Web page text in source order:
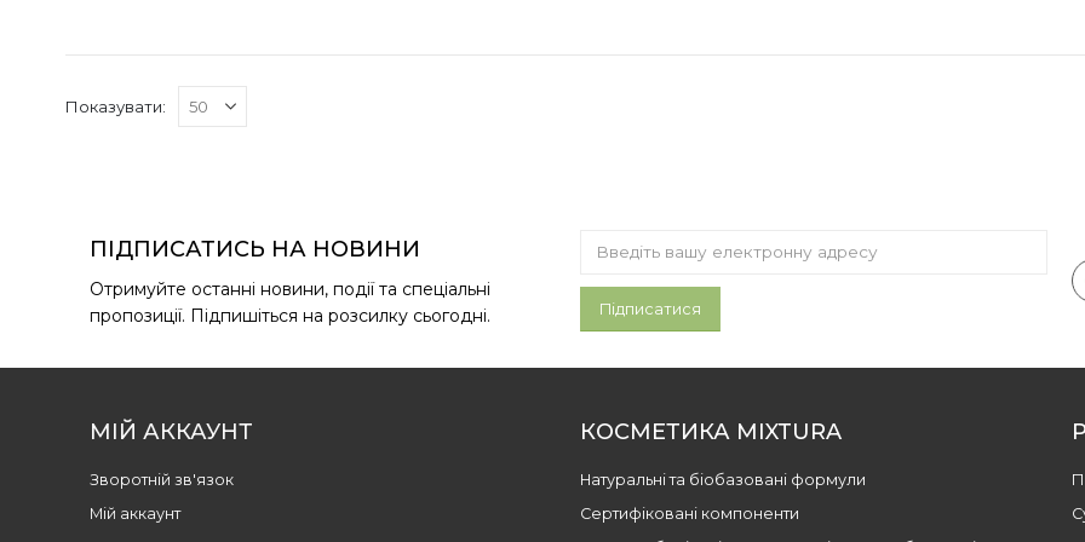
Показувати:
ПІДПИСАТИСЬ НА НОВИНИ
Отримуйте останні новини, події та спеціальні
пропозиції. Підпишіться на розсилку сьогодні.
МІЙ АККАУНТ
Зворотній зв'язок
Мій аккаунт
КОСМЕТИКА MIXTURA
Натуральні та біобазовані формули
Сертифіковані компоненти